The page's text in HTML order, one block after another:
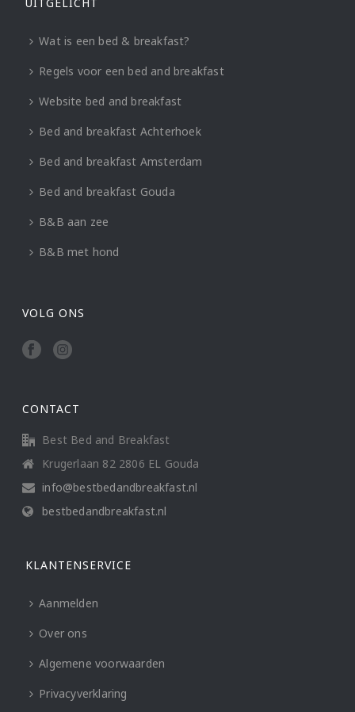
UITGELICHT
Wat is een bed & breakfast?
Regels voor een bed and breakfast
Website bed and breakfast
Bed and breakfast Achterhoek
Bed and breakfast Amsterdam
Bed and breakfast Gouda
B&B aan zee
B&B met hond
VOLG ONS
CONTACT
Best Bed and Breakfast
Krugerlaan 82 2806 EL Gouda
info@bestbedandbreakfast.nl
bestbedandbreakfast.nl
KLANTENSERVICE
Aanmelden
Over ons
Algemene voorwaarden
Privacyverklaring